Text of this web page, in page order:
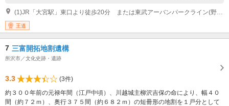
王道
7 三富開拓地割遺構
所沢市／文化史跡・遺跡
3.3
(3件)
約３００年前の元禄年間（江戸中頃）、川越城主柳沢吉保の命により、幅４０
間（約７２ｍ）、奥行３７５間（約６８２ｍ）の短冊形の地割を１戸分として